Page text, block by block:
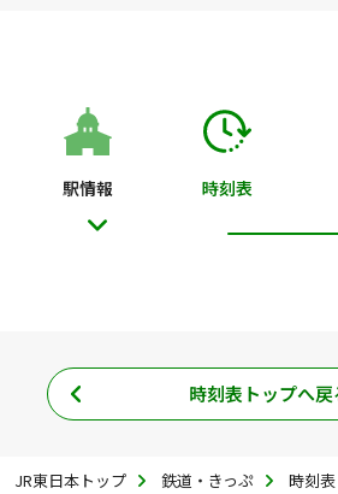
駅情報 時刻表
時刻表トップへ戻
JR東日本トップ 鉄道・きっぷ 時刻表